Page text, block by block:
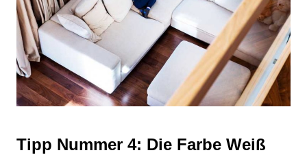
Tipp Nummer 4: Die Farbe Weiß